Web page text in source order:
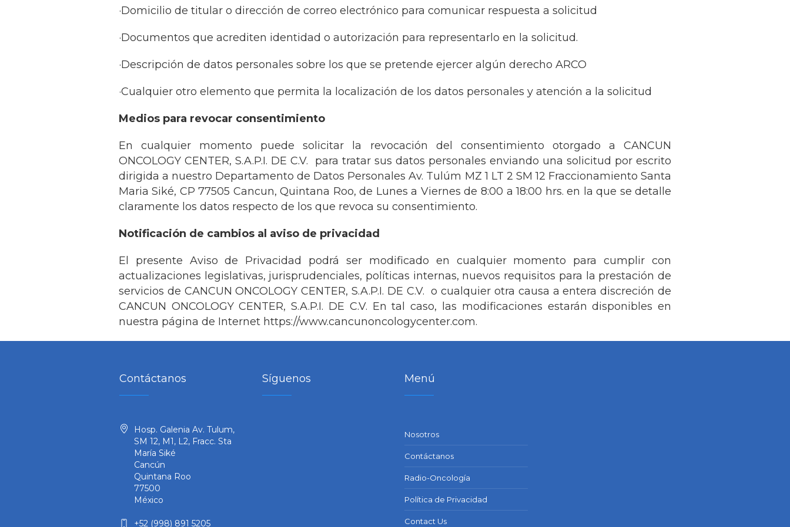
·Domicilio de titular o dirección de correo electrónico para comunicar respuesta a solicitud
·Documentos que acrediten identidad o autorización para representarlo en la solicitud.
·Descripción de datos personales sobre los que se pretende ejercer algún derecho ARCO
·Cualquier otro elemento que permita la localización de los datos personales y atención a la solicitud
Medios para revocar consentimiento
En cualquier momento puede solicitar la revocación del consentimiento otorgado a CANCUN
ONCOLOGY CENTER, S.A.P.I. DE C.V. para tratar sus datos personales enviando una solicitud por escrito
dirigida a nuestro Departamento de Datos Personales Av. Tulúm MZ 1 LT 2 SM 12 Fraccionamiento Santa
Maria Siké, CP 77505 Cancun, Quintana Roo, de Lunes a Viernes de 8:00 a 18:00 hrs. en la que se detalle
claramente los datos respecto de los que revoca su consentimiento.
Notificación de cambios al aviso de privacidad
El presente Aviso de Privacidad podrá ser modificado en cualquier momento para cumplir con
actualizaciones legislativas, jurisprudenciales, políticas internas, nuevos requisitos para la prestación de
servicios de CANCUN ONCOLOGY CENTER, S.A.P.I. DE C.V. o cualquier otra causa a entera discreción de
CANCUN ONCOLOGY CENTER, S.A.P.I. DE C.V. En tal caso, las modificaciones estarán disponibles en
nuestra página de Internet https://www.cancunoncologycenter.com.
Contáctanos
Hosp. Galenia Av. Tulum,
SM 12, M1, L2, Fracc. Sta
María Siké
Cancún
Quintana Roo
77500
México
+52 (998) 891 5205
Síguenos Menú
Nosotros
Contáctanos
Radio-Oncología
Política de Privacidad
Contact Us